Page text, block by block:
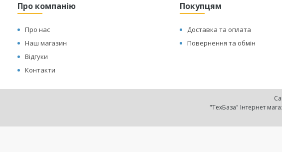
Про компанію
Про нас
Наш магазин
Відгуки
Контакти
Покупцям
Доставка та оплата
Повернення та обмін